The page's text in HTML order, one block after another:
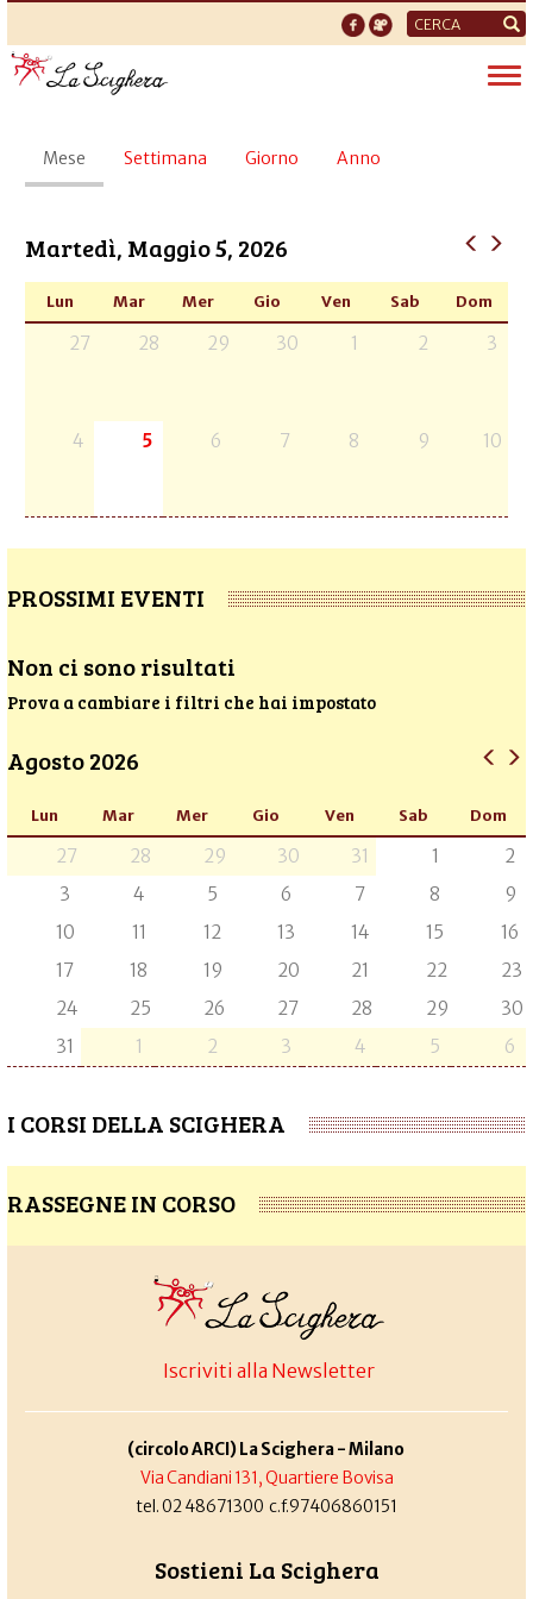
Form
di
ricerca
Schede
primarie
Mese (scheda
attiva)
Settimana Giorno Anno
Martedì, Maggio 5, 2026
Lun Mar Mer Gio Ven Sab Dom
27 28 29 30 1 2 3
4 5 6 7 8 9 10
PROSSIMI EVENTI
Non ci sono risultati
Prova a cambiare i filtri che hai impostato
Agosto 2026
Lun Mar Mer Gio Ven Sab Dom
27 28 29 30 31 1
2
3
4 5 6 7 8
9
10
11 12 13 14 15
16
17
18 19 20 21 22
23
24
25 26 27 28 29
30
31
1 2 3 4 5 6
I CORSI DELLA SCIGHERA
RASSEGNE IN CORSO
Iscriviti alla Newsletter
(circolo ARCI) La Scighera - Milano
Via Candiani 131, Quartiere Bovisa
tel. 02 48671300 c.f.97406860151
Sostieni La Scighera